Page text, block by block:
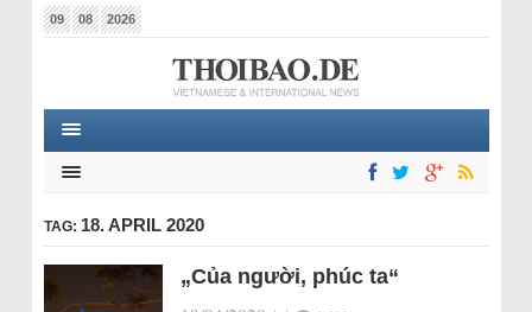
09 08 2026
TAG: 18. APRIL 2020
„Của người, phúc ta“